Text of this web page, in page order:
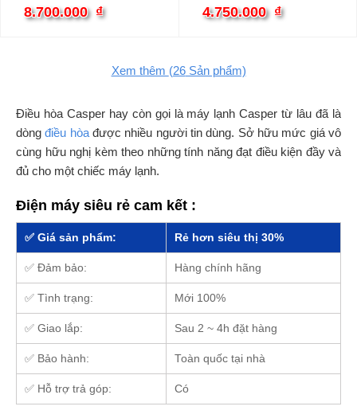
chiều
8.700.000 ₫
chiều inverter
4.750.000 ₫
Xem thêm (26Sản phẩm)
Điều hòa Casper hay còn gọi là máy lạnh Casper từ lâu đã là
dòngđiều hòađược nhiều người tin dùng. Sở hữu mức giá vô
cùng hữu nghị kèm theo những tính năng đạt điều kiện đầy và
đủ cho một chiếc máy lạnh.
Điện máy siêu rẻ cam kết :
✅ Giá sản phẩm: Rẻ hơn siêu thị 30%
✅ Đảm bảo: Hàng chính hãng
✅ Tình trạng: Mới 100%
✅ Giao lắp: Sau 2 ~ 4h đặt hàng
✅ Bảo hành: Toàn quốc tại nhà
✅ Hỗ trợ trả góp: Có